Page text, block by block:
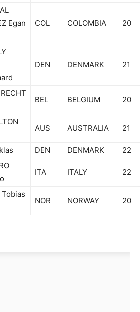
Egan
COL COLOMBIA 20
DEN DENMARK 21
BEL BELGIUM 20
AUS AUSTRALIA 21
DEN DENMARK 22
ITA ITALY 22
Tobias
NOR NORWAY 20